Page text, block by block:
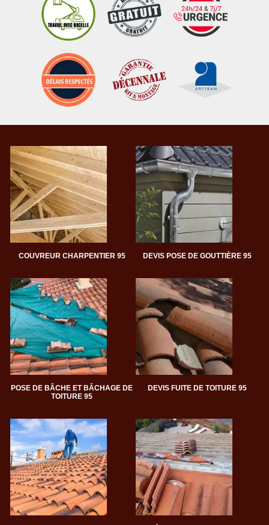
COUVREUR CHARPENTIER 95 DEVIS POSE DE GOUTTIÈRE 95
POSE DE BÂCHE ET BÂCHAGE DE
TOITURE 95
DEVIS FUITE DE TOITURE 95